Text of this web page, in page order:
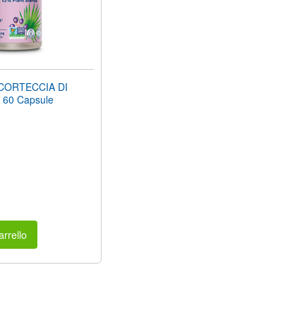
DI
60 Capsule